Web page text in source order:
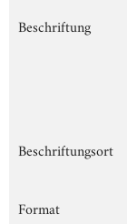
Beschriftung
Beschriftungsort
Format